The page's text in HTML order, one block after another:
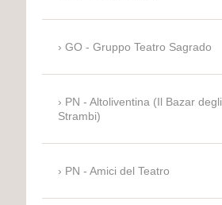
GO - Gruppo Teatro Sagrado
PN - Altoliventina (Il Bazar degli
Strambi)
PN - Amici del Teatro